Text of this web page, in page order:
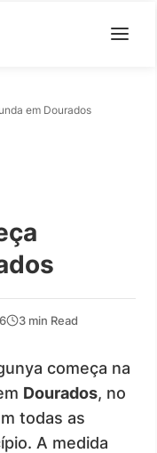
em Dourados
3 min Read
começa na
Dourados, no
todas as
A medida